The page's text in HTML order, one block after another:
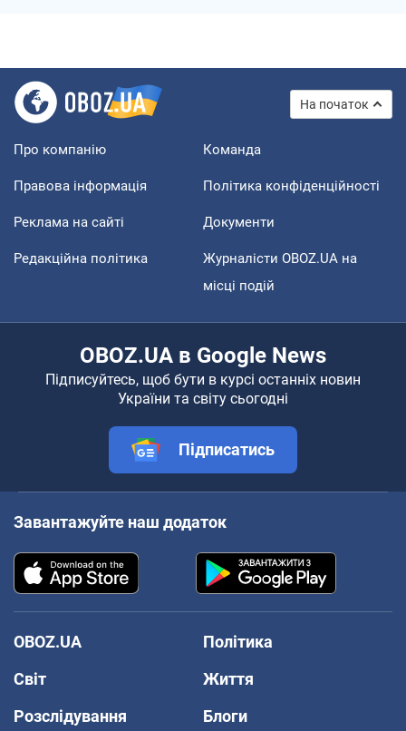
На початок
Про компанію Команда
Правова інформація Політика конфіденційності
Реклама на сайті Документи
Редакційна політика
Журналісти OBOZ.UA на
місці подій
OBOZ.UA в Google News
Підписуйтесь, щоб бути в курсі останніх новин
України та світу сьогодні
Підписатись
Завантажуйте наш додаток
OBOZ.UA
Політика
Світ
Життя
Розслідування
Блоги